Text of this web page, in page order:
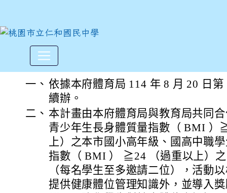
「114年桃園市兒童青少年健
一、 依據本府體育局 114 年 8 月 20 日
續辦。
二、 本計畫由本府體育局與教育局共同
青少年生長身體質量指數（ BMI ）
上）之本市國小高年級、國高中職
指數（ BMI ） ≧24 （過重以上）
（每名學生至多邀請二位），活動
提供健康體位管理知識外，並導入